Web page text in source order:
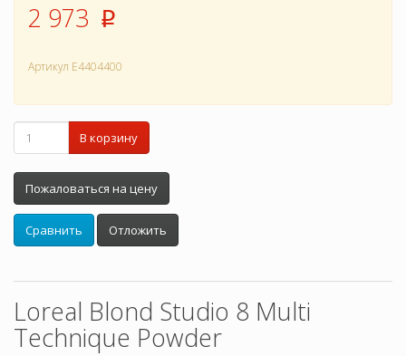
2 973 p
Артикул E4404400
В корзину
Пожаловаться на цену
Сравнить Отложить
Loreal Blond Studio 8 Multi
Technique Powder